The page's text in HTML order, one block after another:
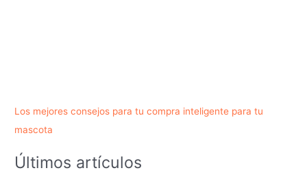
Los mejores consejos para tu compra inteligente para tu
mascota
Últimos artículos